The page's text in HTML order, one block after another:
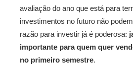
avaliação do ano que está para
investimentos no futuro não
razão para investir já é poderosa:
importante para quem quer
no primeiro semestre.